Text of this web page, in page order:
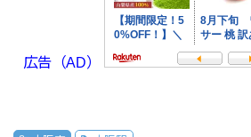
広告（AD）